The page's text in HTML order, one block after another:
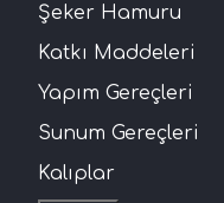
Şeker Hamuru
Katkı Maddeleri
Yapım Gereçleri
Sunum Gereçleri
Kalıplar